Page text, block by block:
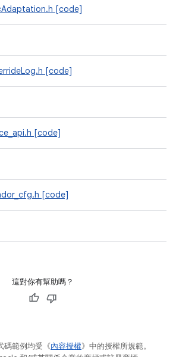
[code]
[code]
[code]
[code]
這對你有幫助嗎？
碼範例均受《內容授權》中的授權所規範。